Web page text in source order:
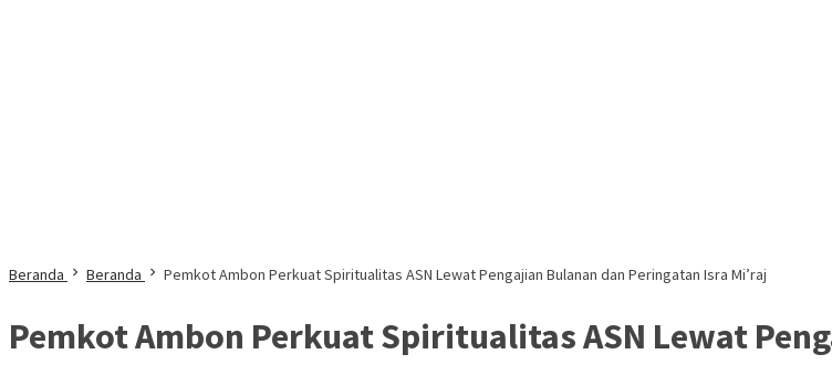
Beranda Beranda Pemkot Ambon Perkuat Spiritualitas ASN Lewat Pengajian Bulanan dan Peringatan Isra Mi’raj
Pemkot Ambon Perkuat Spiritualitas ASN Lewat